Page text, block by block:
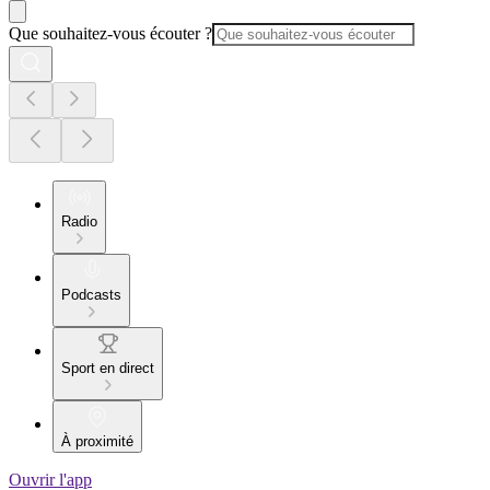
Que souhaitez-vous écouter ?
Radio
Podcasts
Sport en direct
À proximité
Ouvrir l'app